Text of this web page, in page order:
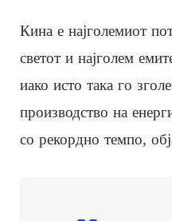
Кина е најголемиот
светот и најголем
иако исто така го
производство на
со рекордно темпо,